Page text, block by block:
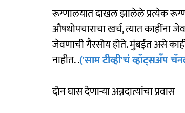
रूग्णालयात दाखल झालेले प्रत्येक
औषधोपचाराचा खर्च, त्यात काहींना
जेवणाची गैरसोय होते. मुंबईत असे
नाहीत. .('साम टीव्ही'चं व्हॉट्सअँप
दोन घास देणाऱ्या अन्नदात्यांचा प्रवास